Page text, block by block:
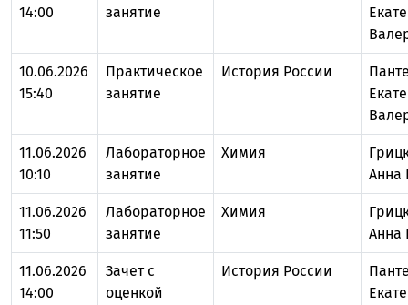
14:00
занятие
10.06.2026
15:40
Практическое
занятие
История России
11.06.2026
10:10
Лабораторное
занятие
Химия
Анна
11.06.2026
11:50
Лабораторное
занятие
Химия
Анна
11.06.2026
14:00
Зачет с
оценкой
История России